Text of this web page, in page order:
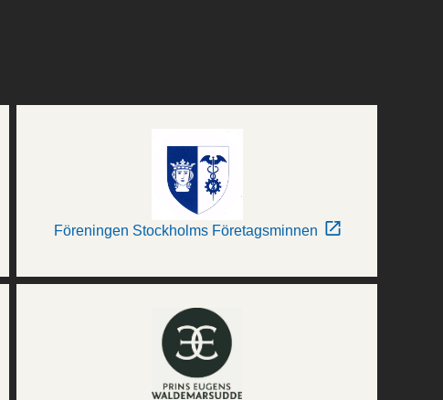
Föreningen Stockholms Företagsminnen